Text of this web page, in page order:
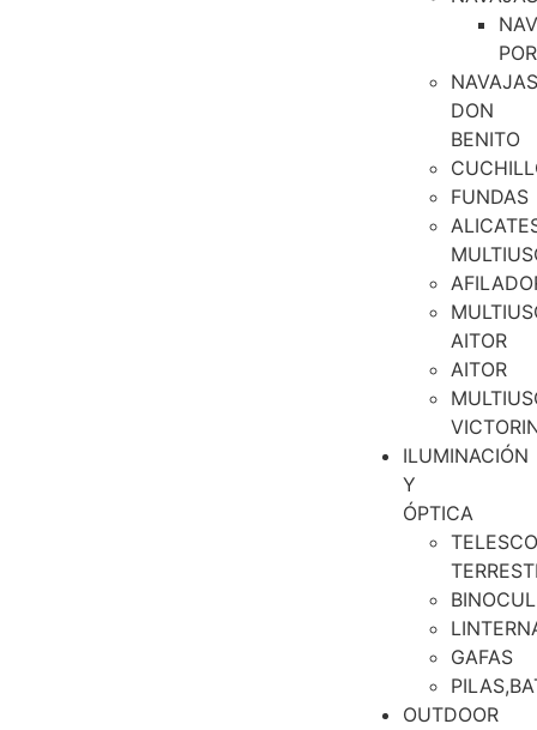
NAVAJAS
DON
BENITO
FUNDAS
AITOR
AITOR
ILUMINACIÓN
Y
ÓPTICA
GAFAS
OUTDOOR